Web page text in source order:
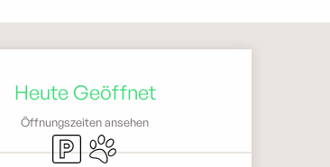
&
Heute Geöffnet
Öffnungszeiten ansehen
ParkplatzTiere erlaubt